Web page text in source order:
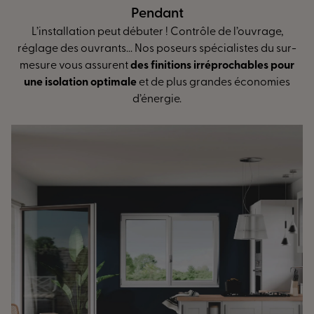
Pendant
L’installation peut débuter ! Contrôle de l’ouvrage,
réglage des ouvrants... Nos poseurs spécialistes du sur-
mesure vous assurentdes finitions irréprochables pour
une isolation optimale et de plus grandes économies
d’énergie.